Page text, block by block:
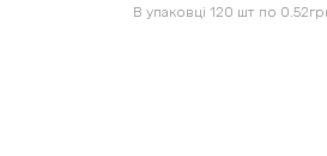
В упаковці 120 шт по